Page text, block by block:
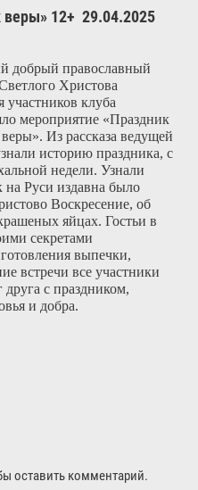
веры» 12+ 29.04.2025
добрый православный
Христова
участников клуба
мероприятие «Праздник
Из рассказа ведущей
историю праздника, с
недели. Узнали
на Руси издавна было
Воскресение, об
яйцах. Гостьи в
секретами
выпечки,
встречи все участники
с праздником,
и добра.
оставить комментарий.